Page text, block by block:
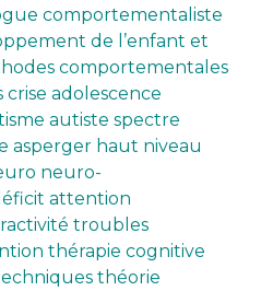
comportementaliste
de l’enfant et
comportementales
adolescence
autiste spectre
asperger haut niveau
neuro-
attention
troubles
thérapie cognitive
théorie